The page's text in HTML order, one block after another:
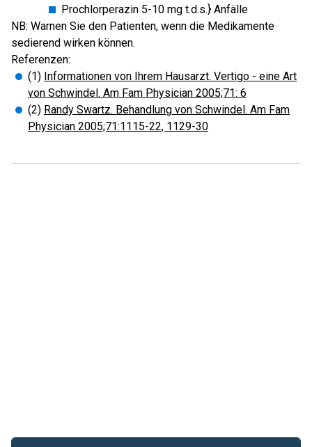
Prochlorperazin 5-10 mg t.d.s.} Anfälle
NB: Warnen Sie den Patienten, wenn die Medikamente
sedierend wirken können.
Referenzen:
(1) Informationen von Ihrem Hausarzt. Vertigo - eine Art
von Schwindel. Am Fam Physician 2005;71: 6
(2) Randy Swartz. Behandlung von Schwindel. Am Fam
Physician 2005;71:1115-22, 1129-30